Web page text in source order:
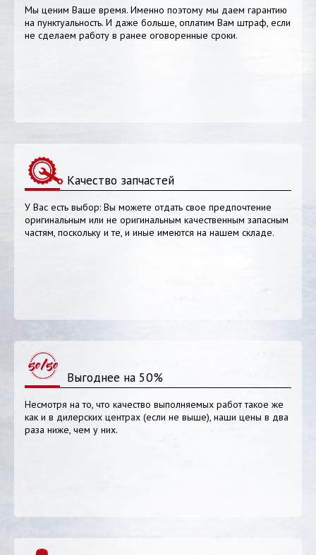
Мы ценим Ваше время. Именно поэтому мы даем гарантию
на пунктуальность. И даже больше, оплатим Вам штраф, если
не сделаем работу в ранее оговоренные сроки.
Качество запчастей
У Вас есть выбор: Вы можете отдать свое предпочтение
оригинальным или не оригинальным качественным запасным
частям, поскольку и те, и иные имеются на нашем складе.
Выгоднее на 50%
Несмотря на то, что качество выполняемых работ такое же
как и в дилерских центрах (если не выше), наши цены в два
раза ниже, чем у них.